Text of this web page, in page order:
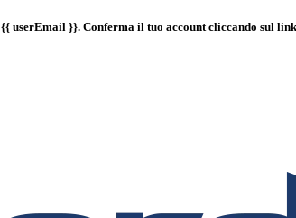
{{ userEmail }}. Conferma il tuo account cliccando sul